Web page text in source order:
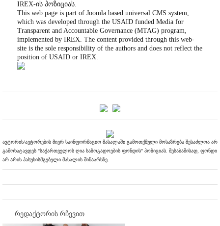
IREX-ის პოზიციას.
This web page is part of Joomla based universal CMS system,
which was developed through the USAID funded Media for
Transparent and Accountable Governance (MTAG) program,
implemented by IREX. The content provided through this web-
site is the sole responsibility of the authors and does not reflect the
position of USAID or IREX.
ავტორის/ავტორების მიერ საინფორმაციო მასალაში გამოთქმული მოსაზრება შესაძლოა არ
გამოხატავდეს "საქართველოს ღია საზოგადოების ფონდის" პოზიციას. შესაბამისად, ფონდი
არ არის პასუხისმგებელი მასალის შინაარსზე.
რედაქტორის რჩევით